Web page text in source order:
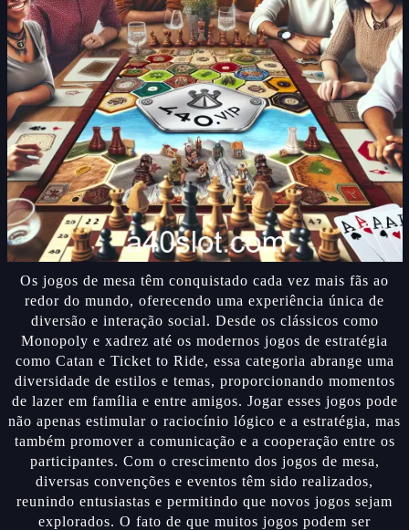
Os jogos de mesa têm conquistado cada vez mais fãs ao
redor do mundo, oferecendo uma experiência única de
diversão e interação social. Desde os clássicos como
Monopoly e xadrez até os modernos jogos de estratégia
como Catan e Ticket to Ride, essa categoria abrange uma
diversidade de estilos e temas, proporcionando momentos
de lazer em família e entre amigos. Jogar esses jogos pode
não apenas estimular o raciocínio lógico e a estratégia, mas
também promover a comunicação e a cooperação entre os
participantes. Com o crescimento dos jogos de mesa,
diversas convenções e eventos têm sido realizados,
reunindo entusiastas e permitindo que novos jogos sejam
explorados. O fato de que muitos jogos podem ser